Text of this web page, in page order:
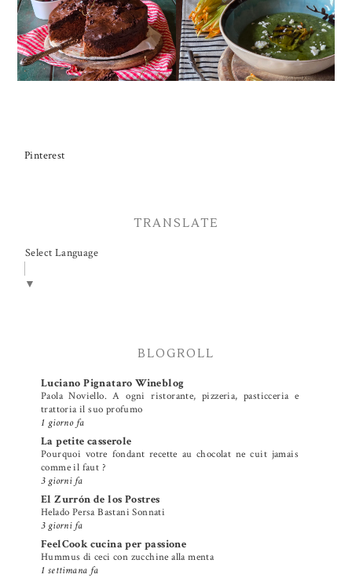
CILIEGIE
FETA
Pinterest
TRANSLATE
Select Language
▼
BLOGROLL
Luciano Pignataro Wineblog
Paola Noviello. A ogni ristorante, pizzeria, pasticceria e
trattoria il suo profumo
1 giorno fa
La petite casserole
Pourquoi votre fondant recette au chocolat ne cuit jamais
comme il faut ?
3 giorni fa
El Zurrón de los Postres
Helado Persa Bastani Sonnati
3 giorni fa
FeelCook cucina per passione
Hummus di ceci con zucchine alla menta
1 settimana fa